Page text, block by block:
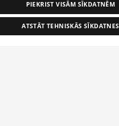
PIEKRIST VISĀM SĪKDATNĒM
ATSTĀT TEHNISKĀS SĪKDATNES